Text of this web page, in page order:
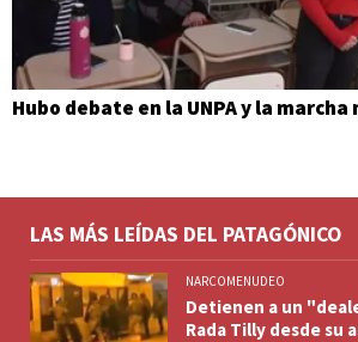
Hubo debate en la UNPA y la marcha
LAS MÁS LEÍDAS DEL PATAGÓNICO
NARCOMENUDEO
Detienen a un
Rada Tilly desde su